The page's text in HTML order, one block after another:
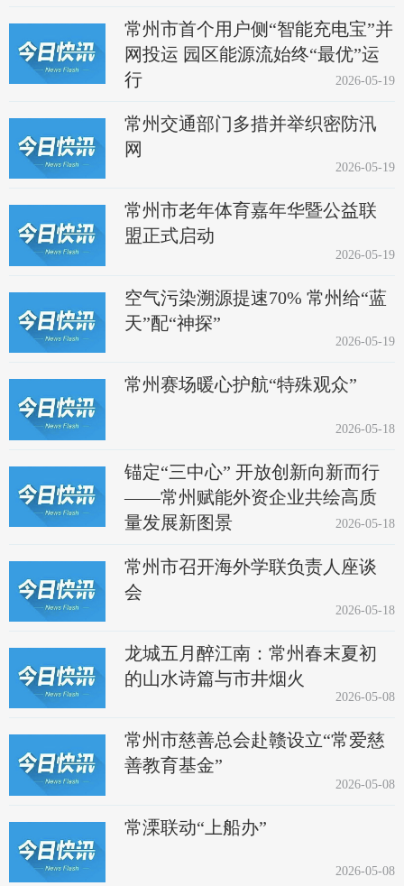
常州市首个用户侧“智能充电宝”并
网投运 园区能源流始终“最优”运
行
2026-05-19
常州交通部门多措并举织密防汛
网
2026-05-19
常州市老年体育嘉年华暨公益联
盟正式启动
2026-05-19
空气污染溯源提速70% 常州给“蓝
天”配“神探”
2026-05-19
常州赛场暖心护航“特殊观众”
2026-05-18
锚定“三中心” 开放创新向新而行
——常州赋能外资企业共绘高质
量发展新图景
2026-05-18
常州市召开海外学联负责人座谈
会
2026-05-18
龙城五月醉江南：常州春末夏初
的山水诗篇与市井烟火
2026-05-08
常州市慈善总会赴赣设立“常爱慈
善教育基金”
2026-05-08
常溧联动“上船办”
2026-05-08